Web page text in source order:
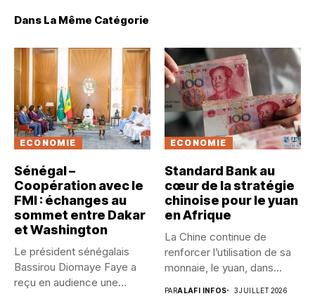
Dans La Même Catégorie
ECONOMIE
Sénégal –
Coopération avec le
FMI : échanges au
sommet entre Dakar
et Washington
Le président sénégalais
Bassirou Diomaye Faye a
reçu en audience une
ECONOMIE
Standard Bank au
cœur de la stratégie
chinoise pour le yuan
en Afrique
La Chine continue de
renforcer l’utilisation de sa
monnaie, le yuan, dans...
PARALAFI INFOS 3 JUILLET 2026